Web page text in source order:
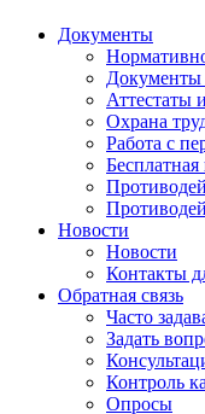
Документы
Документы
Аттестаты
Охрана
Работа с
Новости
Новости
Контакты
Обратная связь
Часто
Задать
Контроль
Опросы